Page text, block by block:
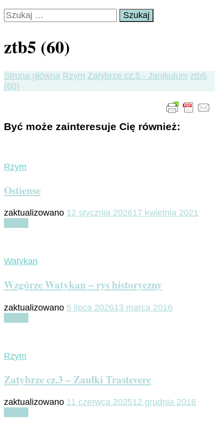
Szukaj:
ztb5 (60)
Strona główna Rzym Zatybrze cz.5 - Janikulum ztb5
(60)
Być może zainteresuje Cię również:
Rzym
Ostiense
zaktualizowano 12 stycznia 202617 kwietnia 2021
Watykan
Wzgórze Watykan – rys historyczny
zaktualizowano 5 lipca 202613 marca 2016
Rzym
Zatybrze cz.3 – Zaułki Trastevere
zaktualizowano 11 czerwca 202512 grudnia 2016